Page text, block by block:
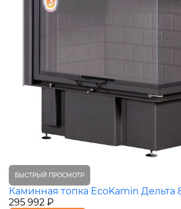
БЫСТРЫЙ ПРОСМОТР
Каминная топка EcoKamin Дельта
295 992 ₽